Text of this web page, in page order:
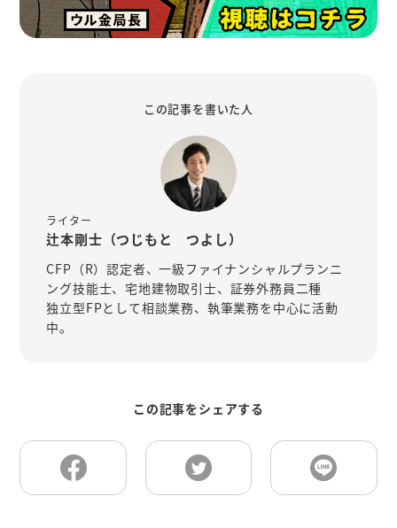
この記事を書いた人
ライター
辻本剛士（つじもと つよし）
CFP（R）認定者、一級ファイナンシャルプランニ
ング技能士、宅地建物取引士、証券外務員二種
独立型FPとして相談業務、執筆業務を中心に活動
中。
この記事をシェアする